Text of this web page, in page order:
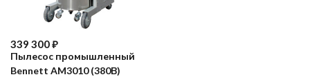
339 300₽
Пылесос промышленный
Bennett AM3010 (380В)